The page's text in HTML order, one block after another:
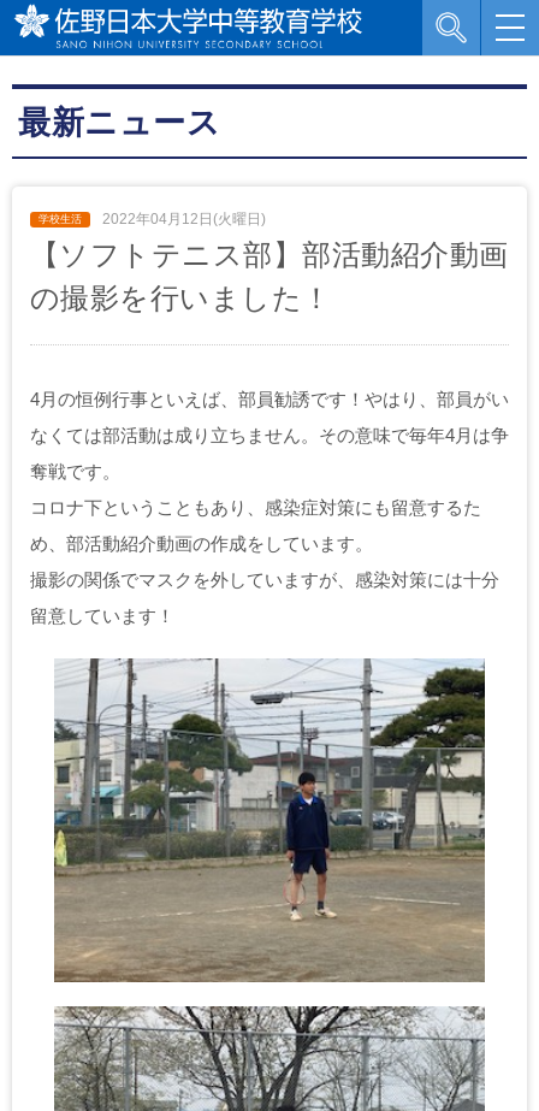
最新ニュース
2022年04月12日(火曜日)
【ソフトテニス部】部活動紹介動画
の撮影を行いました！
4月の恒例行事といえば、部員勧誘です！やはり、部員がい
なくては部活動は成り立ちません。その意味で毎年4月は争
奪戦です。
コロナ下ということもあり、感染症対策にも留意するた
め、部活動紹介動画の作成をしています。
撮影の関係でマスクを外していますが、感染対策には十分
留意しています！